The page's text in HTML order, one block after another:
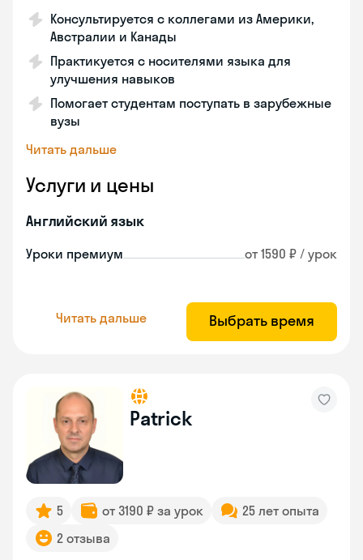
Консультируется с коллегами из Америки,
Австралии и Канады
Практикуется с носителями языка для
улучшения навыков
Помогает студентам поступать в зарубежные
вузы
Читать дальше
Услуги и цены
Английский язык
Уроки премиум от 1590 ₽ / урок
Читать дальше Выбрать время
Patrick
5 от 3190 ₽ за урок
25 лет опыта
2 отзыва